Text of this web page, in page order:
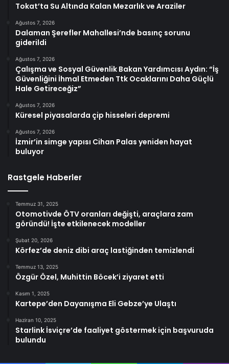
Tokat’ta Su Altında Kalan Mezarlık ve Araziler
Ağustos 7, 2026
Dalaman Şerefler Mahallesi’nde basınç sorunu
giderildi
Ağustos 7, 2026
Çalışma ve Sosyal Güvenlik Bakan Yardımcısı Aydın: “İş
Güvenliğini İhmal Etmeden Ttk Ocaklarını Daha Güçlü
Hale Getireceğiz”
Ağustos 7, 2026
Küresel piyasalarda çip hisseleri depremi
Ağustos 7, 2026
İzmir’in simge yapısı Cihan Palas yeniden hayat
buluyor
Rastgele Haberler
Temmuz 31, 2025
Otomotivde ÖTV oranları değişti, araçlara zam
göründü! İşte etkilenecek modeller
Şubat 20, 2026
Körfez’de deniz dibi araç lastiğinden temizlendi
Temmuz 13, 2025
Özgür Özel, Muhittin Böcek’i ziyaret etti
Kasım 1, 2025
Kartepe’den Dayanışma Eli Gebze’ye Ulaştı
Haziran 10, 2025
Starlink İsviçre’de faaliyet göstermek için başvuruda
bulundu